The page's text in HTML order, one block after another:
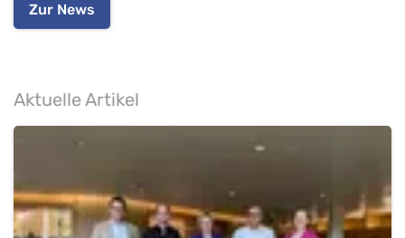
Zur News
Aktuelle Artikel